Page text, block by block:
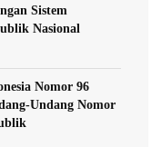
Sistem
Nasional
Nomor 96
Undang Nomor